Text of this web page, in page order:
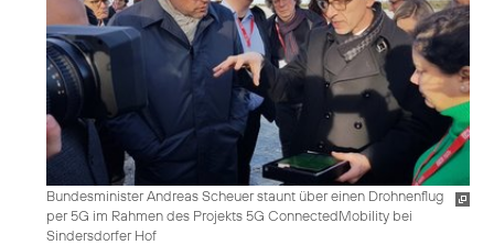
Bundesminister Andreas Scheuer staunt über einen Drohnenflug
per 5G im Rahmen des Projekts 5G ConnectedMobility bei
Sindersdorfer Hof